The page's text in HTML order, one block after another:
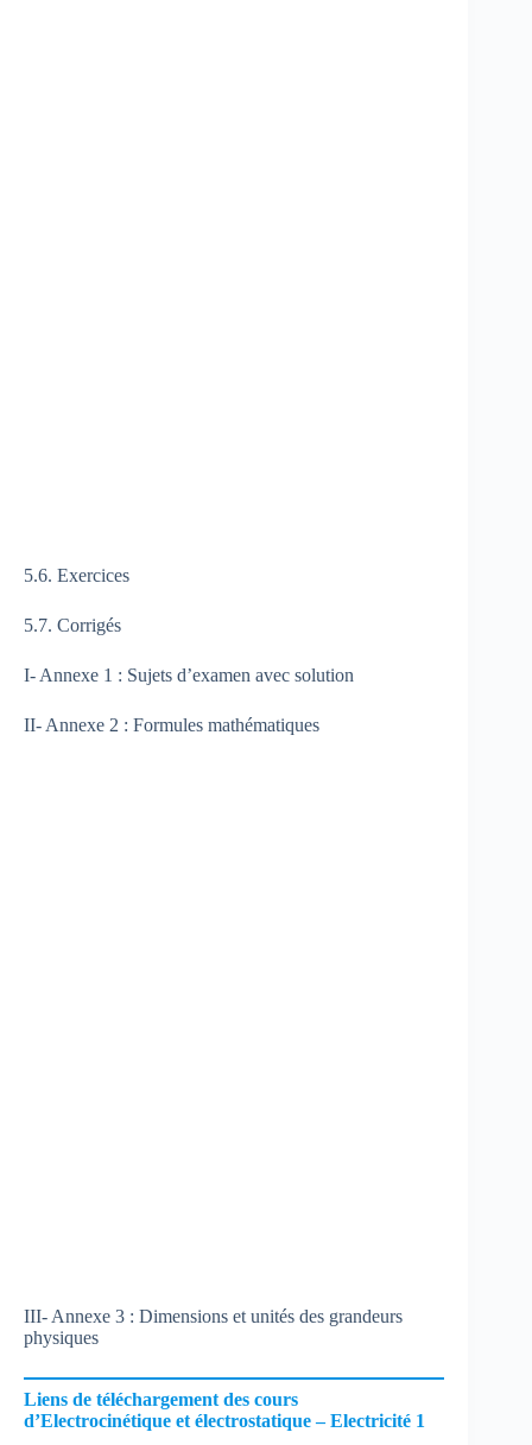
5.6. Exercices
5.7. Corrigés
I- Annexe 1 : Sujets d’examen avec solution
II- Annexe 2 : Formules mathématiques
III- Annexe 3 : Dimensions et unités des grandeurs
physiques
Liens de téléchargement des cours
d’Electrocinétique et électrostatique – Electricité 1